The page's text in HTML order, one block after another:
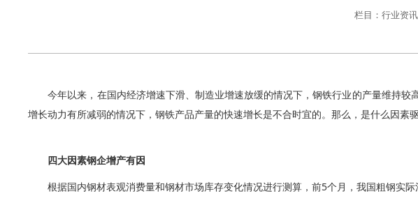
栏目：行业资讯
今年以来，在国内经济增速下滑、制造业增速放缓的情况下，钢铁行业的产量维持
增长动力有所减弱的情况下，钢铁产品产量的快速增长是不合时宜的。那么，是什么因
四大因素钢企增产有因
根据国内钢材表观消费量和钢材市场库存变化情况进行测算，前5个月，我国粗钢实